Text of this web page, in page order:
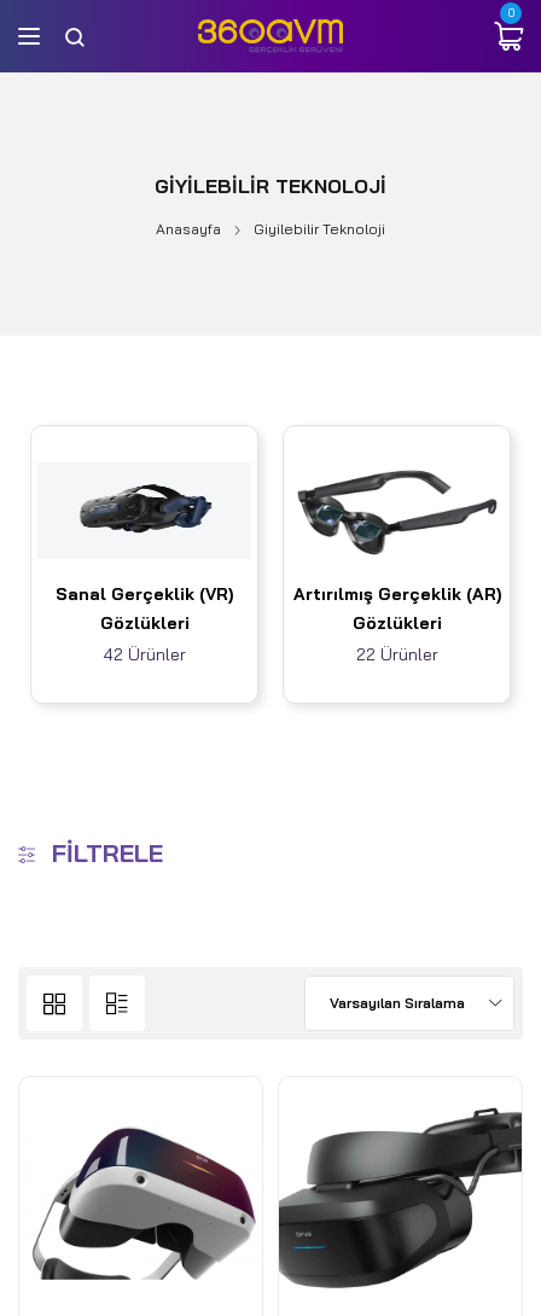
0
GIYILEBILIR TEKNOLOJI
Anasayfa Giyilebilir Teknoloji
Sanal Gerçeklik (VR)
Gözlükleri
42 Ürünler
Artırılmış Gerçeklik (AR)
Gözlükleri
22 Ürünler
FILTRELE
Varsayılan Sıralama